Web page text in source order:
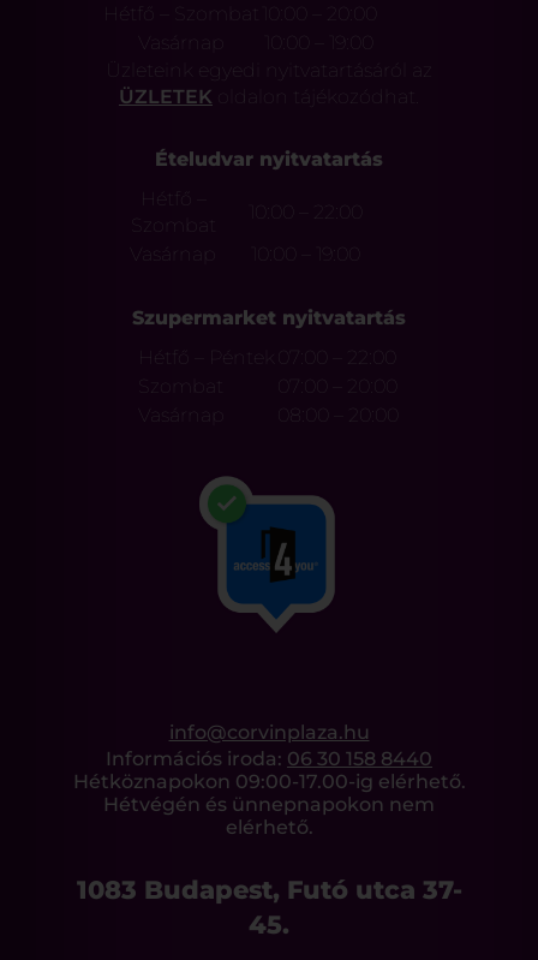
Hétfő – Szombat
10:00 – 20:00
Vasárnap
Üzleteink egyedi nyitvatartásáról az
ÜZLETEK oldalon tájékozódhat.
Ételudvar nyitvatartás
Hétfő –
Szombat
10:00 – 22:00
Vasárnap
Szupermarket nyitvatartás
Hétfő – Péntek
07:00 – 22:00
Szombat
07:00 – 20:00
Vasárnap
08:00 – 20:00
info@corvinplaza.hu
Információs iroda: 06 30 158 8440
Hétköznapokon 09:00-17.00-ig elérhető.
Hétvégén és ünnepnapokon nem
elérhető.
1083 Budapest, Futó utca 37-
45.